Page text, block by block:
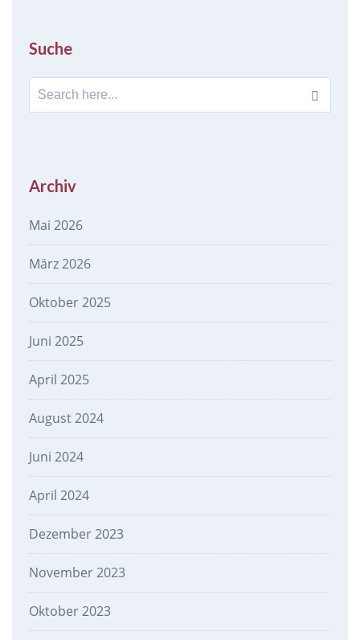
Suche
Search
for:
Archiv
Mai 2026
März 2026
Oktober 2025
Juni 2025
April 2025
August 2024
Juni 2024
April 2024
Dezember 2023
November 2023
Oktober 2023